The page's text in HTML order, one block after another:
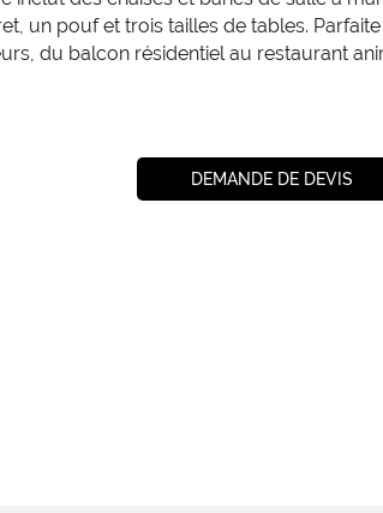
un pouf et trois tailles de tables.
du balcon résidentiel au restaurant
DEMANDE DE DEVIS